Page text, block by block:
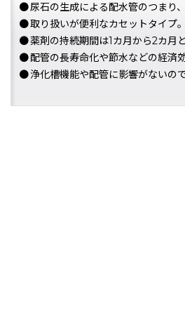
●尿石の生成による配水管のつまり
●取り扱いが便利なカセットタイプ。
●薬剤の持続期間は1カ月から2カ月
●配管の長寿命化や節水などの経済効
●浄化槽機能や配管に影響がないの